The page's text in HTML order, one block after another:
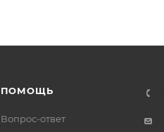
ПОМОЩЬ
Вопрос-ответ